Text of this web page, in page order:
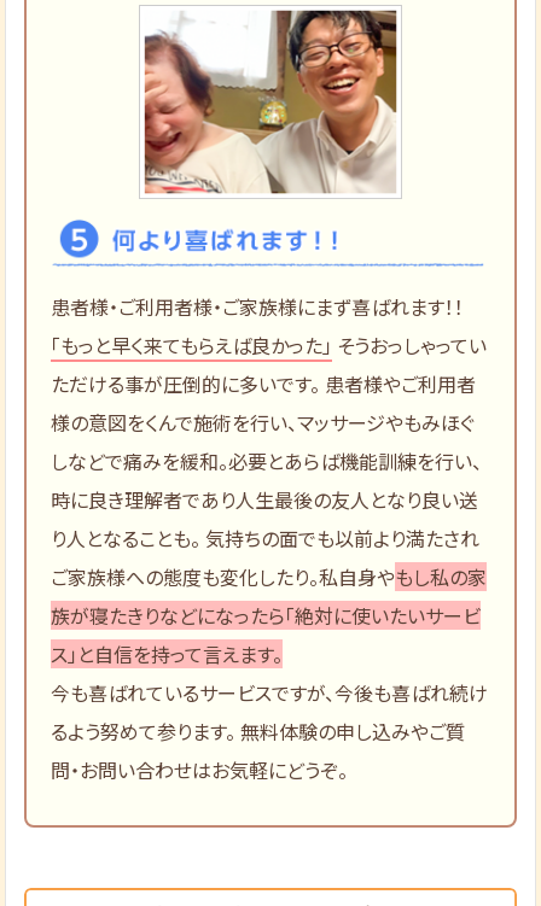
患者様・ご利用者様・ご家族様にまず喜ばれます！！
「もっと早く来てもらえば良かった」 そうおっしゃってい
ただける事が圧倒的に多いです。 患者様やご利用者
様の意図をくんで施術を行い、マッサージやもみほぐ
しなどで痛みを緩和。必要とあらば機能訓練を行い、
時に良き理解者であり人生最後の友人となり良い送
り人となることも。 気持ちの面でも以前より満たされ
ご家族様への態度も変化したり。私自身やもし私の家
族が寝たきりなどになったら「絶対に使いたいサービ
ス」と自信を持って言えます。
今も喜ばれているサービスですが、今後も喜ばれ続け
るよう努めて参ります。 無料体験の申し込みやご質
問・お問い合わせはお気軽にどうぞ。